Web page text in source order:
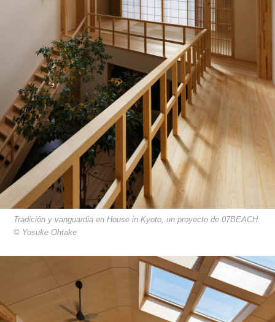
Tradición y vanguardia en House in Kyoto, un proyecto de 07BEACH.
© Yosuke Ohtake